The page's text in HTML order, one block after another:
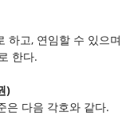
하고, 연임할 수 있으며
한다.
)
은 다음 각호와 같다.